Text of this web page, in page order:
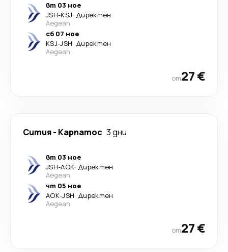
вт 03 ное
JSH-KSJ· Директен
Aegean
сб 07 ное
KSJ-JSH· Директен
Aegean
от27 €
Сития- Карпатос 3 дни
вт 03 ное
JSH-AOK· Директен
Aegean
чт 05 ное
AOK-JSH· Директен
Aegean
от27 €